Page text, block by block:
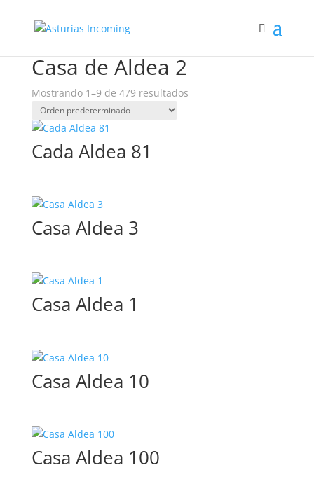
Casa de Aldea 2
Mostrando 1–9 de 479 resultados
Cada Aldea 81
Casa Aldea 3
Casa Aldea 1
Casa Aldea 10
Casa Aldea 100